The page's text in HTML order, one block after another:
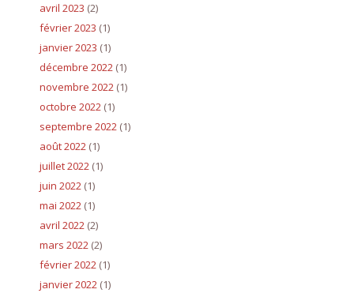
avril 2023 (2)
février 2023 (1)
janvier 2023 (1)
décembre 2022 (1)
novembre 2022 (1)
octobre 2022 (1)
septembre 2022 (1)
août 2022 (1)
juillet 2022 (1)
juin 2022 (1)
mai 2022 (1)
avril 2022 (2)
mars 2022 (2)
février 2022 (1)
janvier 2022 (1)